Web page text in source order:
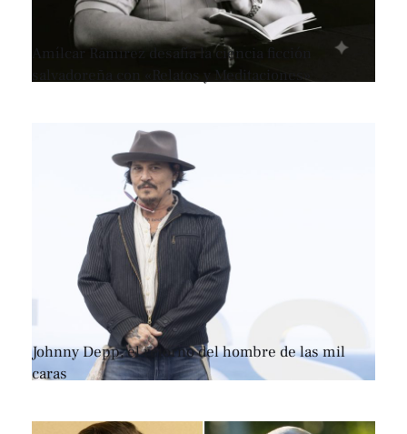
Amílcar Ramírez desafía la ciencia ficción
salvadoreña con «Relatos y Meditaciones»
Johnny Depp, el retorno del hombre de las mil
caras